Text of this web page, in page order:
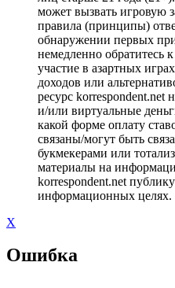
может вызвать игровую
правила (принципы)
обнаружении первых
немедленно обратитесь
участие в азартных
доходов или
ресурс korrespondent.net
и/или виртуальные
какой форме оплату
связаны/могут быть
букмекерами или
материалы на
korrespondent.net
информационных целях.
X
Ошибка